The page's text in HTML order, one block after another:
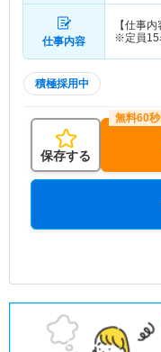
仕事内容
【仕事
※定員15
積極採用中
保存する